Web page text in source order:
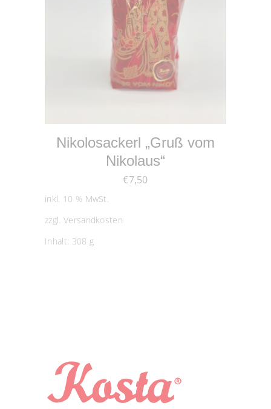
Nikolosackerl „Gruß vom
Nikolaus“
€7,50
inkl. 10 % MwSt.
zzgl. Versandkosten
Inhalt: 308 g